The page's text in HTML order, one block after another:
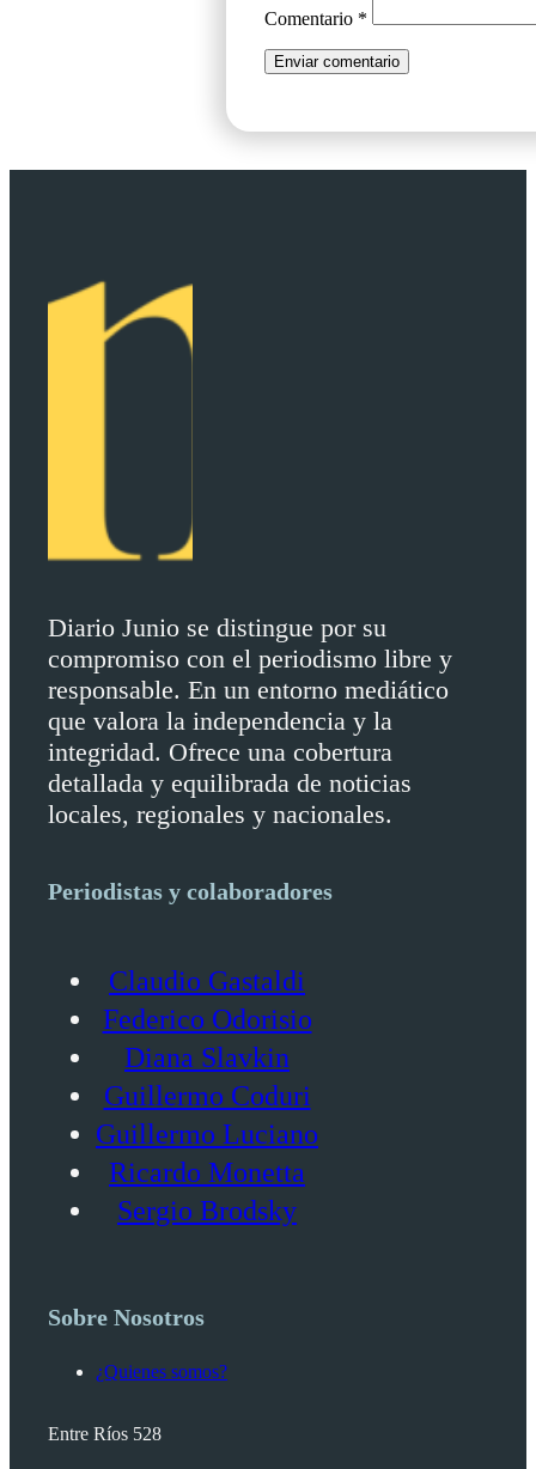
Comentario *
Diario Junio se distingue por su
compromiso con el periodismo libre y
responsable. En un entorno mediático
que valora la independencia y la
integridad. Ofrece una cobertura
detallada y equilibrada de noticias
locales, regionales y nacionales.
Periodistas y colaboradores
Claudio Gastaldi
Federico Odorisio
Diana Slavkin
Guillermo Coduri
Guillermo Luciano
Ricardo Monetta
Sergio Brodsky
Sobre Nosotros
¿Quienes somos?
Entre Ríos 528